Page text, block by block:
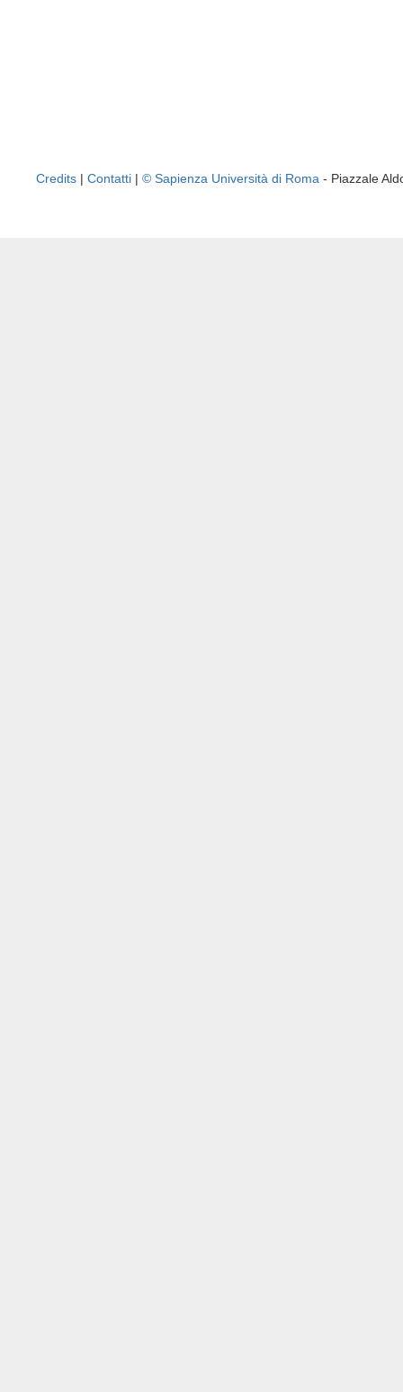
Credits | Contatti | © Sapienza Università di Roma - Piazzale